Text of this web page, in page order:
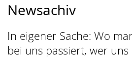
Newsachiv
In eigener Sache: Wo
bei uns passiert, wer